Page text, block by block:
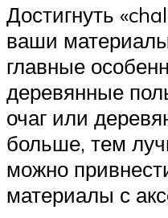
Достигнуть
ваши
главные
деревянные
очаг или
больше, тем
можно
материалы с